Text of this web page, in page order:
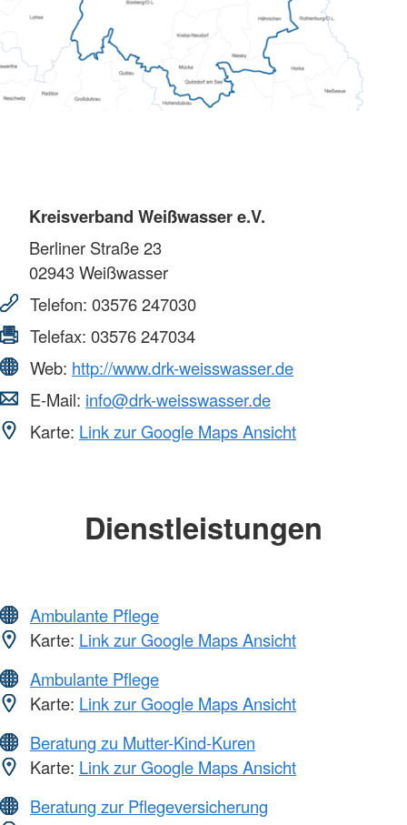
Kreisverband Weißwasser e.V.
Berliner Straße 23
02943Weißwasser
Telefon: 03576 247030
Telefax: 03576 247034
Web: http://www.drk-weisswasser.de
E-Mail: info@drk-weisswasser.de
Karte: Link zur Google Maps Ansicht
Dienstleistungen
Ambulante Pflege
Karte: Link zur Google Maps Ansicht
Ambulante Pflege
Karte: Link zur Google Maps Ansicht
Beratung zu Mutter-Kind-Kuren
Karte: Link zur Google Maps Ansicht
Beratung zur Pflegeversicherung